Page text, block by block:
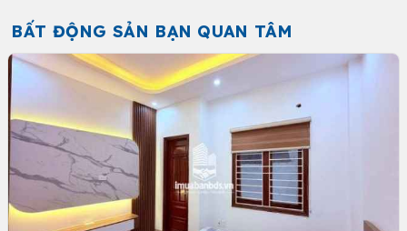
BẤT ĐỘNG SẢN BẠN QUAN TÂM